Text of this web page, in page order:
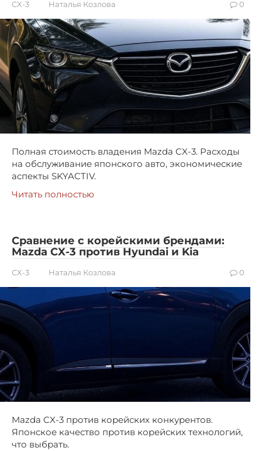
CX-3 Наталья Козлова 0
Полная стоимость владения Mazda CX-3. Расходы
на обслуживание японского авто, экономические
аспекты SKYACTIV.
Читать полностью
Сравнение с корейскими брендами:
Mazda CX-3 против Hyundai и Kia
CX-3 Наталья Козлова 0
Mazda CX-3 против корейских конкурентов.
Японское качество против корейских технологий,
что выбрать.